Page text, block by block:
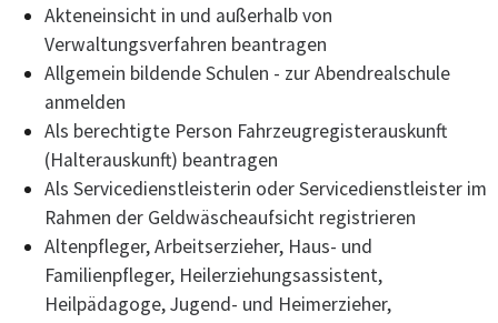
Akteneinsicht in und außerhalb von
Verwaltungsverfahren beantragen
Allgemein bildende Schulen - zur Abendrealschule
anmelden
Als berechtigte Person Fahrzeugregisterauskunft
(Halterauskunft) beantragen
Als Servicedienstleisterin oder Servicedienstleister im
Rahmen der Geldwäscheaufsicht registrieren
Altenpfleger, Arbeitserzieher, Haus- und
Familienpfleger, Heilerziehungsassistent,
Heilpädagoge, Jugend- und Heimerzieher,